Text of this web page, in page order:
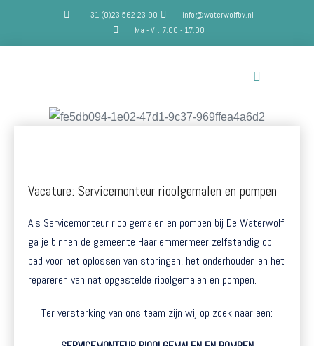
+31 (0)23 562 23 90
info@waterwolfbv.nl
Ma - Vr: 7:00 - 17:00
Vacature: Servicemonteur rioolgemalen en pompen
Als Servicemonteur rioolgemalen en pompen bij De Waterwolf
ga je binnen de gemeente Haarlemmermeer zelfstandig op
pad voor het oplossen van storingen, het onderhouden en het
repareren van nat opgestelde rioolgemalen en pompen.
Ter versterking van ons team zijn wij op zoek naar een: